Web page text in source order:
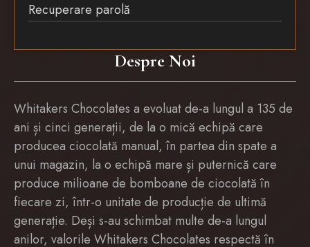
Despre Noi
Whitakers Chocolates a evoluat de-a lungul a 135 de
ani și cinci generații, de la o mică echipă care
producea ciocolată manual, în partea din spate a
unui magazin, la o echipă mare și puternică care
produce milioane de bomboane de ciocolată în
fiecare zi, într-o unitate de producție de ultimă
generație. Deși s-au schimbat multe de-a lungul
anilor, valorile Whitakers Chocolates respectă în
Recuperare parolă